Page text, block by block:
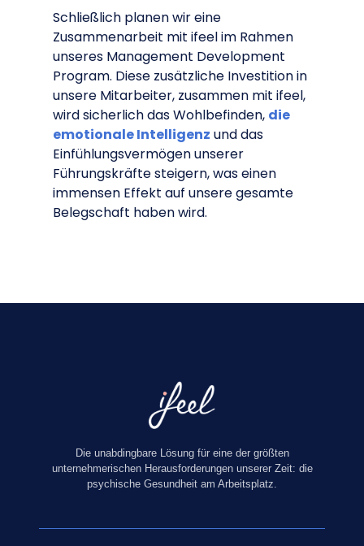
Schließlich planen wir eine
Zusammenarbeit mit ifeel im Rahmen
unseres Management Development
Program. Diese zusätzliche Investition in
unsere Mitarbeiter, zusammen mit ifeel,
wird sicherlich das Wohlbefinden, die
emotionale Intelligenz und das
Einfühlungsvermögen unserer
Führungskräfte steigern, was einen
immensen Effekt auf unsere gesamte
Belegschaft haben wird.
Die unabdingbare Lösung für eine der größten
unternehmerischen Herausforderungen unserer Zeit: die
psychische Gesundheit am Arbeitsplatz.